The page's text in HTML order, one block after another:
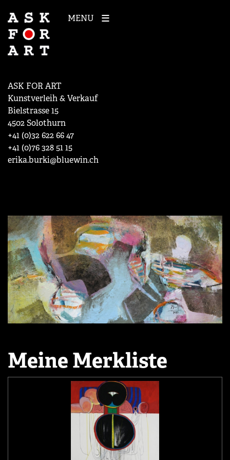
MENU
ASK FOR ART
Kunstverleih & Verkauf
Bielstrasse 15
4502 Solothurn
+41 (0)32 622 66 47
+41 (0)76 328 51 15
erika.burki@bluewin.ch
Meine Merkliste